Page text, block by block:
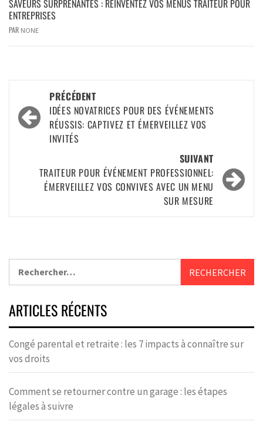
SAVEURS SURPRENANTES : RÉINVENTEZ VOS MENUS TRAITEUR POUR
ENTREPRISES
PAR NONE
PRÉCÉDENT
IDÉES NOVATRICES POUR DES ÉVÉNEMENTS
RÉUSSIS: CAPTIVEZ ET ÉMERVEILLEZ VOS
INVITÉS
SUIVANT
TRAITEUR POUR ÉVÉNEMENT PROFESSIONNEL:
ÉMERVEILLEZ VOS CONVIVES AVEC UN MENU
SUR MESURE
ARTICLES RÉCENTS
Congé parental et retraite : les 7 impacts à connaître sur
vos droits
Comment se retourner contre un garage : les étapes
légales à suivre